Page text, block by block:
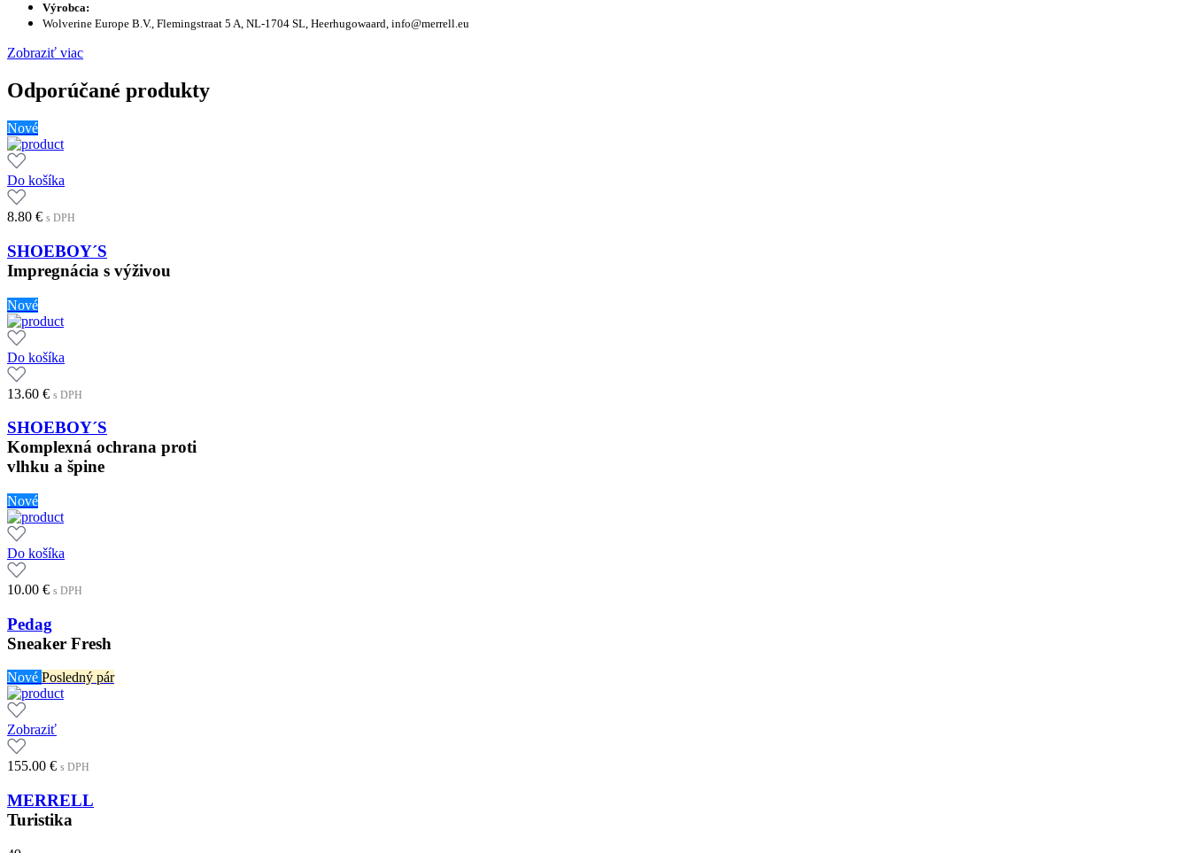
Výrobca:
Wolverine Europe B.V., Flemingstraat 5 A, NL-1704 SL, Heerhugowaard, info@merrell.eu
Zobraziť viac
Odporúčané produkty
Nové
Do košíka
8.80 € s DPH
SHOEBOY´S
Impregnácia s výživou
Nové
Do košíka
13.60 € s DPH
SHOEBOY´S
Komplexná ochrana proti
vlhku a špine
Nové
Do košíka
10.00 € s DPH
Pedag
Sneaker Fresh
Nové Posledný pár
Zobraziť
155.00 € s DPH
MERRELL
Turistika